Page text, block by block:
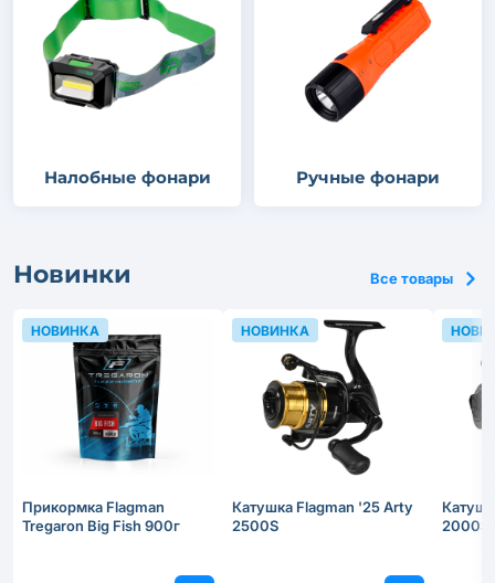
Налобные фонари Ручные фонари
Новинки Все товары
Прикормка Flagman
Tregaron Big Fish 900г
НОВИНКА
Катушка Flagman '25 Arty
2500S
НОВИНКА
2000S